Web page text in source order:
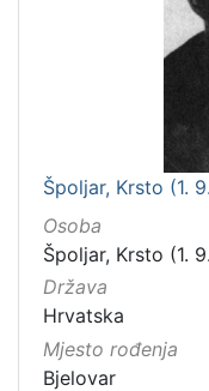
Špoljar, Krsto (1.
Osoba
Špoljar, Krsto (1.
Država
Hrvatska
Mjesto rođenja
Bjelovar